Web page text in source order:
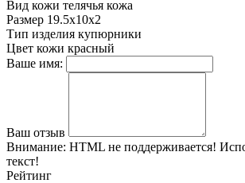
Вид кожи телячья кожа
Размер 19.5х10х2
Тип изделия купюрники
Цвет кожи красный
Ваше имя:
Ваш отзыв
Внимание: HTML не поддерживается!
текст!
Рейтинг